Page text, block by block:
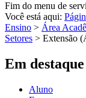
Fim do menu de
Você está aqui:
Ensino > Área
Setores > Extensão
Em destaque
Aluno